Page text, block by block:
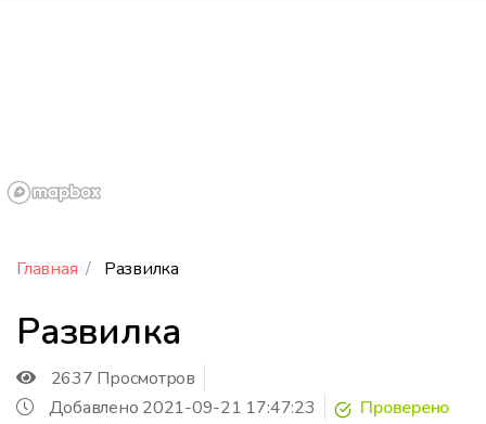
Главная Развилка
Развилка
2637 Просмотров
Добавлено 2021-09-21 17:47:23
Проверено